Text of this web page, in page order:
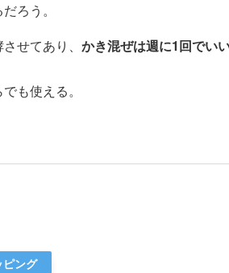
ろう。
せてあり、かき混ぜは週に1回でい
も使える。
ング